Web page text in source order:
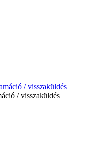
/ visszaküldés
/ visszaküldés